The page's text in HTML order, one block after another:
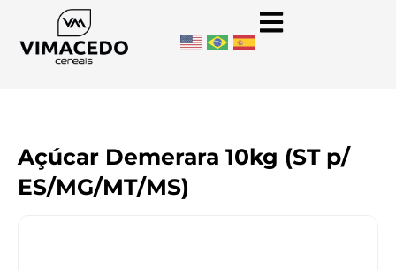
Açúcar Demerara 10kg (ST p/
ES/MG/MT/MS)